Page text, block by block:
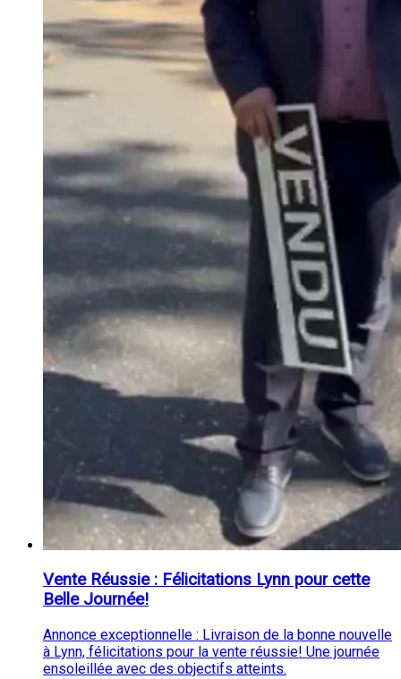
Vente Réussie : Félicitations Lynn pour cette
Belle Journée!
Annonce exceptionnelle : Livraison de la bonne nouvelle
à Lynn, félicitations pour la vente réussie! Une journée
ensoleillée avec des objectifs atteints.